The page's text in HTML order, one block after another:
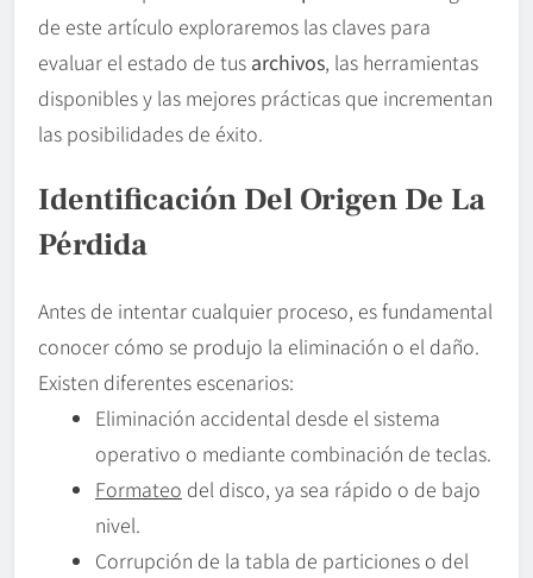
de este artículo exploraremos las claves para
evaluar el estado de tus archivos, las herramientas
disponibles y las mejores prácticas que incrementan
las posibilidades de éxito.
Identificación Del Origen De La
Pérdida
Antes de intentar cualquier proceso, es fundamental
conocer cómo se produjo la eliminación o el daño.
Existen diferentes escenarios:
Eliminación accidental desde el sistema
operativo o mediante combinación de teclas.
Formateo del disco, ya sea rápido o de bajo
nivel.
Corrupción de la tabla de particiones o del